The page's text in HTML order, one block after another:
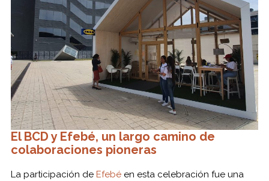
El BCD y Efebé, un largo camino de
colaboraciones pioneras
La participación de Efebéen esta celebración fue una